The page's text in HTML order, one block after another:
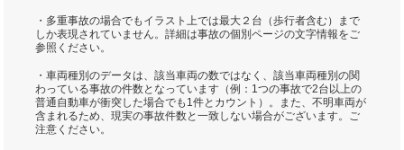
・多重事故の場合でもイラスト上では最大２台（歩行者含む）まで
しか表現されていません。詳細は事故の個別ページの文字情報をご
参照ください。
・車両種別のデータは、該当車両の数ではなく、該当車両種別の関
わっている事故の件数となっています（例：1つの事故で2台以上の
普通自動車が衝突した場合でも1件とカウント）。また、不明車両が
含まれるため、現実の事故件数と一致しない場合がございます。ご
注意ください。